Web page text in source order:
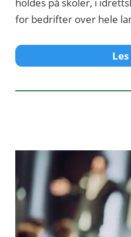
for bedrifter over hele